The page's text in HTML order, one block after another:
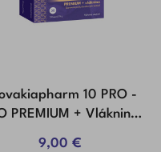
10 PRO -
PREMIUM + Vláknina
9,00 €